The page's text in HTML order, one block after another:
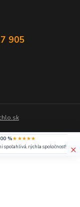
905
×
%★★★★★
spoľahlivá, rýchla spoločnosť!!